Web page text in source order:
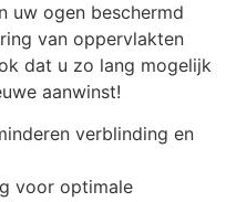
uw ogen beschermd
van oppervlakten
dat u zo lang mogelijk
aanwinst!
verblinding en
voor optimale